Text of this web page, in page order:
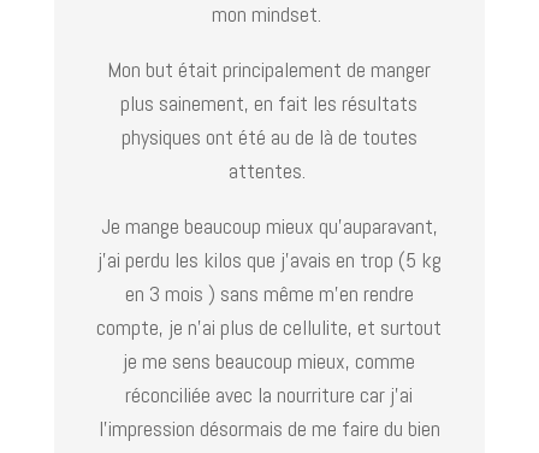
mon mindset.
Mon but était principalement de manger
plus sainement, en fait les résultats
physiques ont été au de là de toutes
attentes.
Je mange beaucoup mieux qu’auparavant,
j’ai perdu les kilos que j’avais en trop (5 kg
en 3 mois ) sans même m’en rendre
compte, je n’ai plus de cellulite, et surtout
je me sens beaucoup mieux, comme
réconciliée avec la nourriture car j’ai
l’impression désormais de me faire du bien